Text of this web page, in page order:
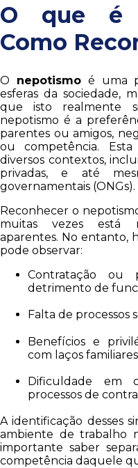
O que é
Como
O nepotismoé uma
esferas da sociedade,
que isto realmente
nepotismo é a
parentes ou amigos,
ou competência.
diversos contextos,
privadas, e até
governamentais (ONGs).
Reconhecer o
muitas vezes está
aparentes. No entanto,
pode observar:
Contratação ou
detrimento de
Falta de processos
Benefícios e
com laços
Dificuldade em
processos de
A identificação desses
ambiente de trabalho
importante saber
competência daquele